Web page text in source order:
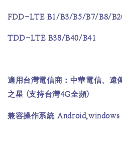
FDD-LTE B1/B3/B5/B7/B8/
TDD-LTE B38/B40/B41
適用台灣電信商：中華電信、遠
之星 (支持台灣4G全頻)
兼容操作系統